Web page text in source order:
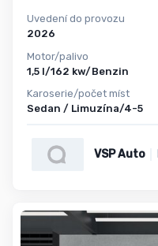
Uvedení do provozu
2026
Motor/palivo
1,5 l/162 kw/Benzin
Karoserie/počet míst
Sedan / Limuzína/4-5
VSP Auto